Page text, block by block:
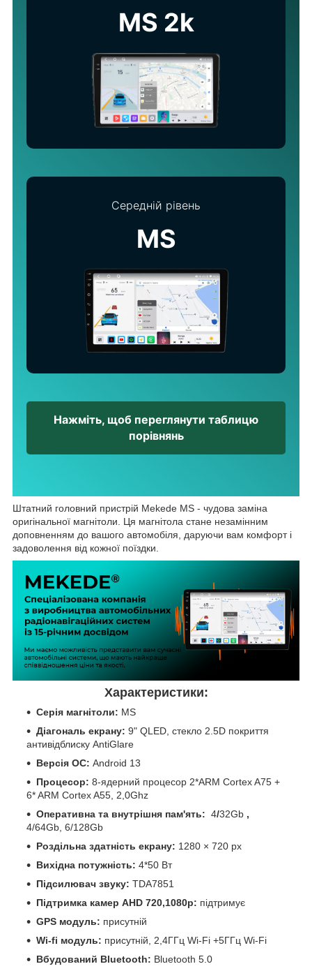
MS 2k
Середній рівень
MS
Нажміть, щоб переглянути таблицю
порівнянь
Штатний головний пристрій Mekede MS - чудова заміна
оригінальної магнітоли. Ця магнітола стане незамінним
доповненням до вашого автомобіля, даруючи вам комфорт і
задоволення від кожної поїздки.
Характеристики:
Серія магнітоли: MS
Діагональ екрану: 9" QLED, стекло 2.5D покриття
антивідблиску AntiGlare
Версія ОС: Android 13
Процесор: 8-ядерний процесор 2*ARM Cortex A75 +
6* ARM Cortex A55, 2,0Ghz
Оперативна та внутрішня пам'ять: 4/32Gb ,
4/64Gb, 6/128Gb
Роздільна здатність екрану: 1280 × 720 px
Вихідна потужність: 4*50 Вт
Підсилювач звуку: TDA7851
Підтримка камер AHD 720,1080р: підтримує
GPS модуль: присутній
Wi-fi модуль: присутній, 2,4ГГц Wi-Fi +5ГГц Wi-Fi
Вбудований Bluetooth: Bluetooth 5.0